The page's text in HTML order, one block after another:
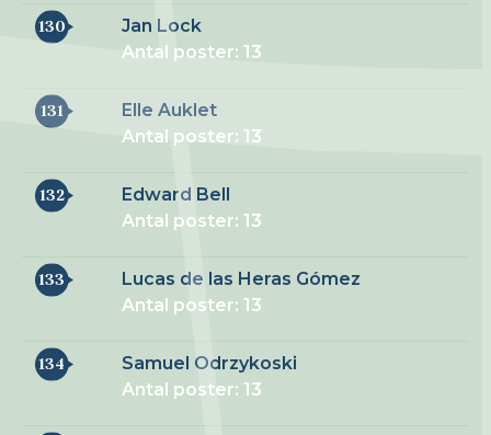
130
Jan Lock
Antal poster: 13
131
Elle Auklet
Antal poster: 13
132
Edward Bell
Antal poster: 13
133
Lucas de las Heras Gómez
Antal poster: 13
134
Samuel Odrzykoski
Antal poster: 13